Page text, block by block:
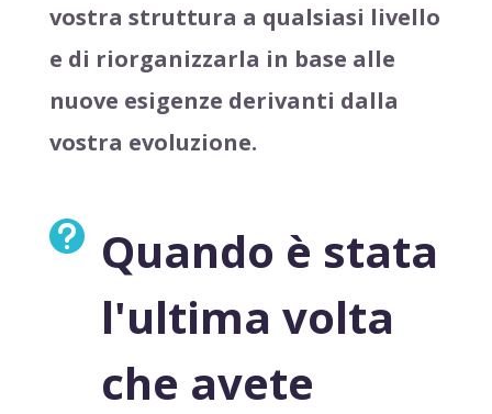
vostra struttura a qualsiasi livello
e di riorganizzarla in base alle
nuove esigenze derivanti dalla
vostra evoluzione.
 Quando è stata
l'ultima volta
che avete